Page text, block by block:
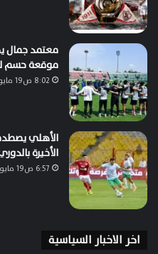
معتمد جمال
موقعة حسم
8:02 ص19 مايو، 2026
الأهلي
الأخيرة
6:57 ص19 مايو، 2026
اخر الاخبار السياسية